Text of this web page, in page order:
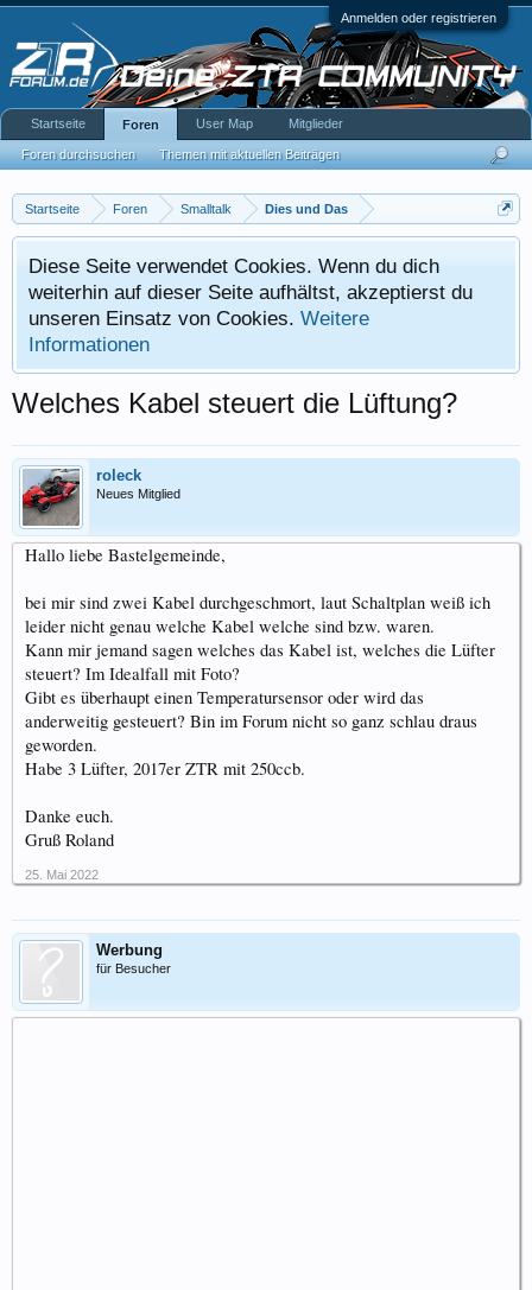
Anmelden oder registrieren
Startseite Foren Smalltalk Dies und Das
Diese Seite verwendet Cookies. Wenn du dich
weiterhin auf dieser Seite aufhältst, akzeptierst du
unseren Einsatz von Cookies. Weitere
Informationen
Welches Kabel steuert die Lüftung?
roleck
Neues Mitglied
Hallo liebe Bastelgemeinde,
bei mir sind zwei Kabel durchgeschmort, laut Schaltplan weiß ich
leider nicht genau welche Kabel welche sind bzw. waren.
Kann mir jemand sagen welches das Kabel ist, welches die Lüfter
steuert? Im Idealfall mit Foto?
Gibt es überhaupt einen Temperatursensor oder wird das
anderweitig gesteuert? Bin im Forum nicht so ganz schlau draus
geworden.
Habe 3 Lüfter, 2017er ZTR mit 250ccb.
Danke euch.
Gruß Roland
25. Mai 2022
Werbung
für Besucher
Startseite Foren
Foren durchsuchen Themen mit aktuellen Beiträgen
User Map Mitglieder